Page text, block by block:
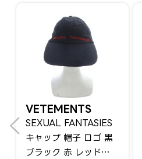
VETEMENTS
SEXUAL FANTASIES
キャップ 帽子 ロゴ 黒
ブラック 赤 レッド